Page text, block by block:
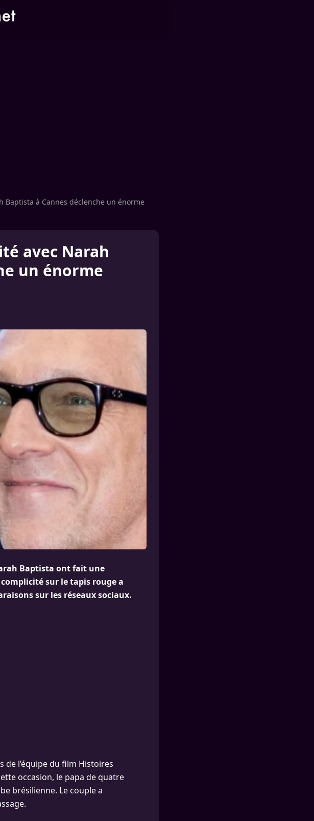
Baptista à Cannes déclenche un énorme
avec Narah
un énorme
Baptista ont fait une
sur le tapis rouge a
sur les réseaux sociaux.
de l’équipe du film Histoires
occasion, le papa de quatre
brésilienne. Le couple a